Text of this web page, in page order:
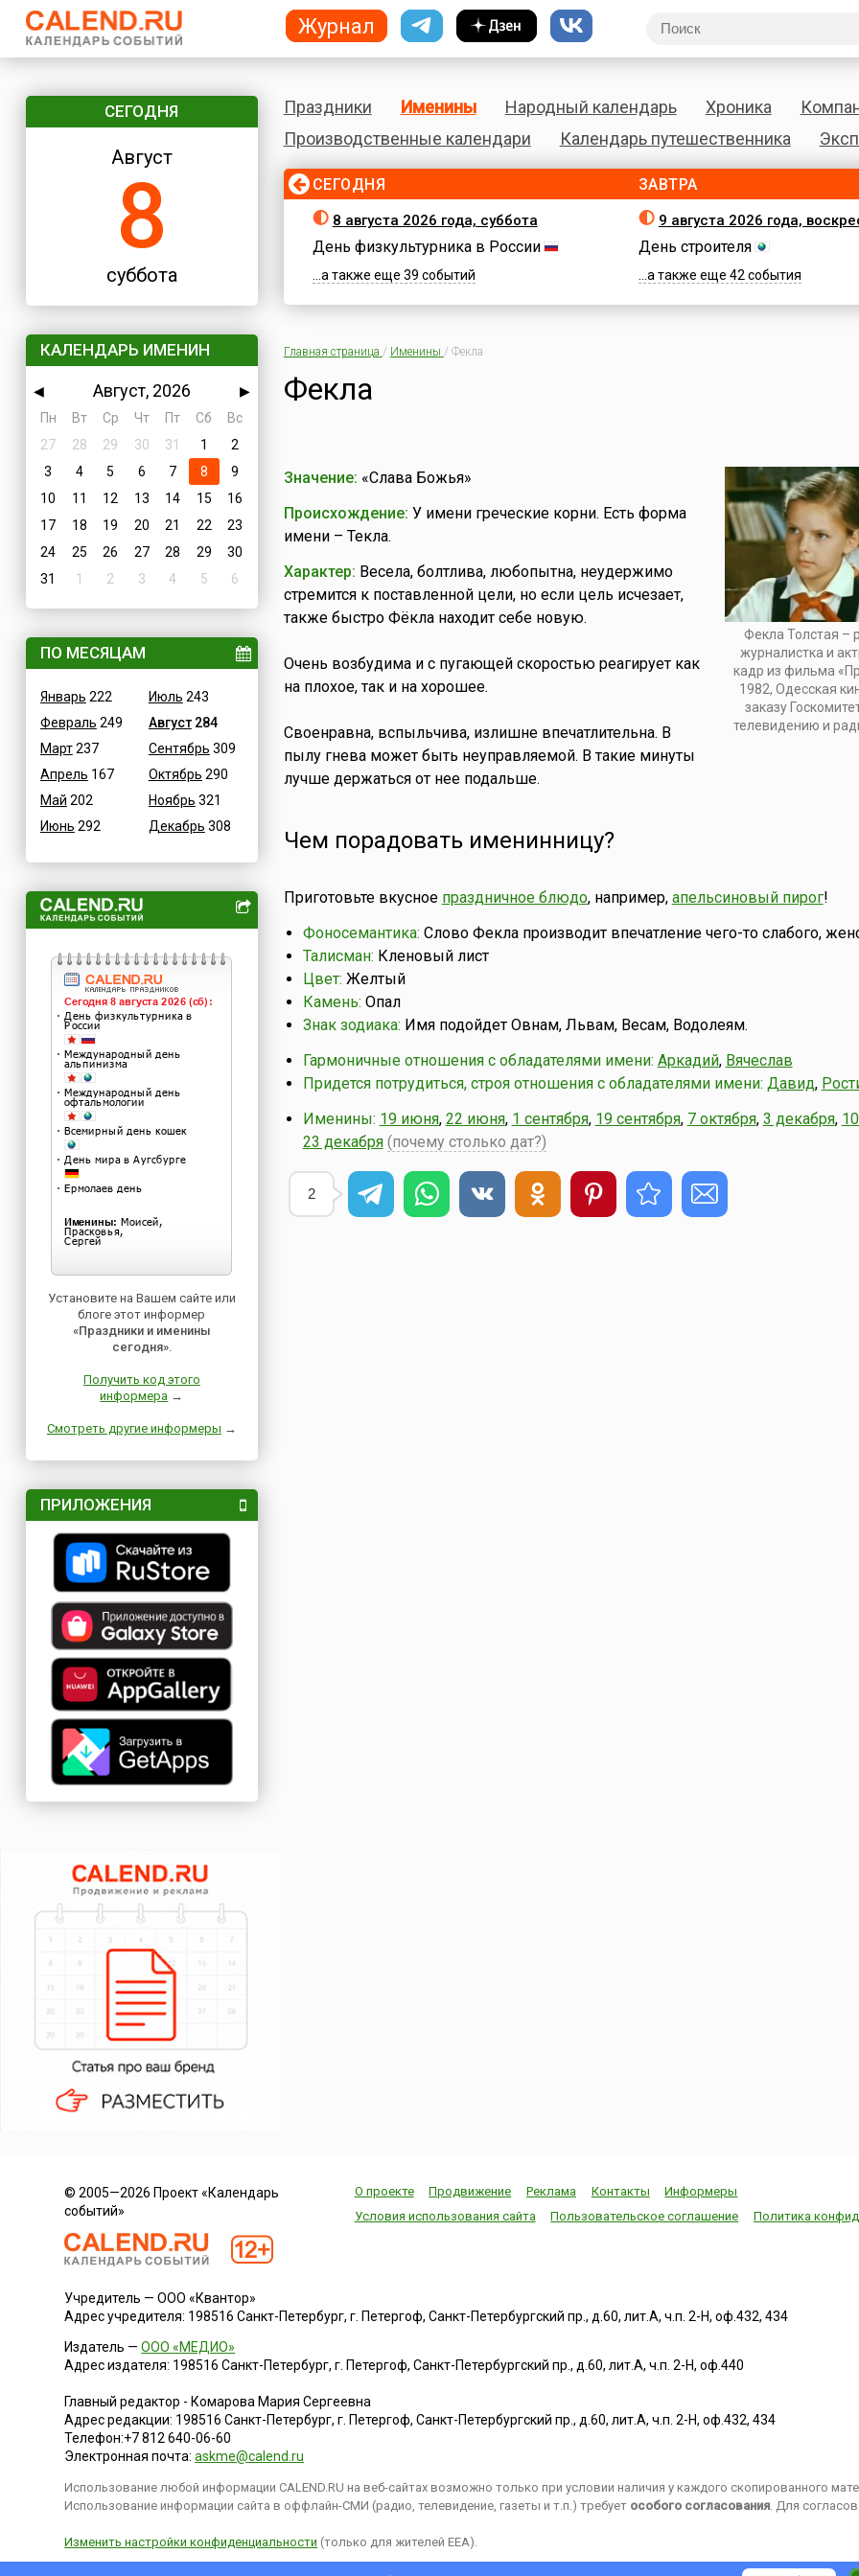
СЕГОДНЯ
Август
8
суббота
КАЛЕНДАРЬ ИМЕНИН
◀ Август, 2026
▶
Пн
Вт Ср Чт Пт Сб
Вс
27
28 29 30 31 1
2
3
4 5 6 7 8
9
10
11 12 13 14 15
16
17
18 19 20 21 22
23
24
25 26 27 28 29
30
31
1 2 3 4 5 6
ПО МЕСЯЦАМ
Январь 222
Февраль 249
Март237
Апрель 167
Май 202
Июнь 292
Июль 243
Август284
Сентябрь 309
Октябрь 290
Ноябрь 321
Декабрь 308
Установите на Вашем сайте или
блоге этот информер
«Праздники и именины
сегодня».
Получить код этого
информера →
Смотреть другие информеры →
ПРИЛОЖЕНИЯ
Праздники Именины Народный календарь Хроника
Производственные календари
Календарь путешественника
СЕГОДНЯ
8 августа 2026 года, суббота
День физкультурника в России
...а также еще 39 событий
ЗАВТРА
9 августа 2026 года,
День строителя
...а также еще 42 события
Главная страница / Именины / Фекла
Фекла
Фекла Толстая –
журналистка и
кадр из фильма
1982, Одесская
заказу
телевидению и
Значение: «Слава Божья»
Происхождение: У имени греческие корни. Есть форма
имени – Текла.
Характер: Весела, болтлива, любопытна, неудержимо
стремится к поставленной цели, но если цель исчезает,
также быстро Фёкла находит себе новую.
Очень возбудима и с пугающей скоростью реагирует как
на плохое, так и на хорошее.
Своенравна, вспыльчива, излишне впечатлительна. В
пылу гнева может быть неуправляемой. В такие минуты
лучше держаться от нее подальше.
Чем порадовать именинницу?
Приготовьте вкусное праздничное блюдо, например, апельсиновый пирог!
Фоносемантика: Слово Фекла производит впечатление чего-то слабого,
Талисман: Кленовый лист
Цвет: Желтый
Камень: Опал
Знак зодиака: Имя подойдет Овнам, Львам, Весам, Водолеям.
Гармоничные отношения с обладателями имени: Аркадий, Вячеслав
Придется потрудиться, строя отношения с обладателями имени: Давид,
Именины: 19 июня, 22 июня, 1 сентября, 19 сентября, 7 октября, 3 декабря,
23 декабря (почему столько дат?)
2
© 2005—2026 Проект «Календарь
событий»
О проекте Продвижение Реклама Контакты
Информеры
Условия использования сайта
Пользовательское соглашение Политика
Учредитель — ООО «Квантор»
Адрес учредителя: 198516 Санкт-Петербург, г. Петергоф, Санкт-Петербургский пр., д.60, лит.А, ч.п. 2-Н, оф.432, 434
Издатель —ООО «МЕДИО»
Адрес издателя: 198516 Санкт-Петербург, г. Петергоф, Санкт-Петербургский пр., д.60, лит.А, ч.п. 2-Н, оф.440
Главный редактор - Комарова Мария Сергеевна
Адрес редакции: 198516 Санкт-Петербург, г. Петергоф,Санкт-Петербургский пр., д.60, лит.А, ч.п. 2-Н, оф.432, 434
Телефон:+7 812 640-06-60
Электронная почта:askme@calend.ru
Использование любой информации CALEND.RU на веб-сайтах возможно только при условии наличия у каждого скопированного
Использование информации сайта в оффлайн-СМИ (радио, телевидение, газеты и т.п.) требует особого согласования. Для
Изменить настройки конфиденциальности (только для жителей EEA).
Журнал